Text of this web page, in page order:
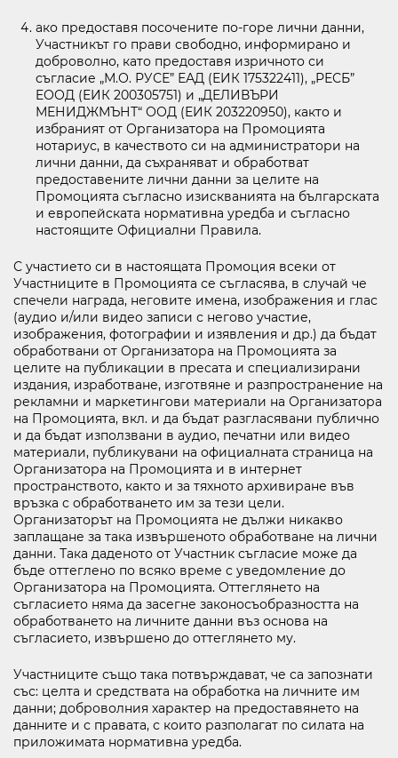
ако предоставя посочените по-горе лични данни,
Участникът го прави свободно, информирано и
доброволно, като предоставя изричното си
съгласие „М.О. РУСЕ” ЕАД (ЕИК 175322411), „РЕСБ”
EООД (ЕИК 200305751) и „ДЕЛИВЪРИ
МЕНИДЖМЪНТ“ ООД (ЕИК 203220950), както и
избраният от Организатора на Промоцията
нотариус, в качеството си на администратори на
лични данни, да съхраняват и обработват
предоставените лични данни за целите на
Промоцията съгласно изискванията на българската
и европейската нормативна уредба и съгласно
настоящите Официални Правила.
С участието си в настоящата Промоция всеки от
Участниците в Промоцията се съгласява, в случай че
спечели награда, неговите имена, изображения и глас
(аудио и/или видео записи с негово участие,
изображения, фотографии и изявления и др.) да бъдат
обработвани от Организатора на Промоцията за
целите на публикации в пресата и специализирани
издания, изработване, изготвяне и разпространение на
рекламни и маркетингови материали на Организатора
на Промоцията, вкл. и да бъдат разгласявани публично
и да бъдат използвани в аудио, печатни или видео
материали, публикувани на официалната страница на
Организатора на Промоцията и в интернет
пространството, както и за тяхното архивиране във
връзка с обработването им за тези цели.
Организаторът на Промоцията не дължи никакво
заплащане за така извършеното обработване на лични
данни. Така даденото от Участник съгласие може да
бъде оттеглено по всяко време с уведомление до
Организатора на Промоцията. Оттеглянето на
съгласието няма да засегне законосъобразността на
обработването на личните данни въз основа на
съгласието, извършено до оттеглянето му.
Участниците също така потвърждават, че са запознати
със: целта и средствата на обработка на личните им
данни; доброволния характер на предоставянето на
данните и с правата, с които разполагат по силата на
приложимата нормативна уредба.